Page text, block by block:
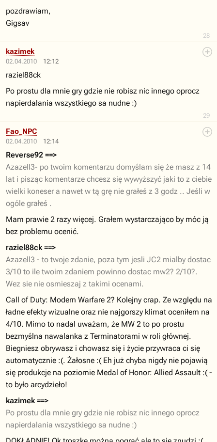
28
pozdrawiam,
Gigsav
02.04.2010 12:12
29
kazimek
raziel88ck
Po prostu dla mnie gry gdzie nie robisz nic innego oprocz
napierdalania wszystkiego sa nudne :)
02.04.2010 12:14
Fao_NPC
Reverse92 ==>
Azazell3- po twoim komentarzu domyślam się że masz z 14
lat i pisząc komentarze chcesz się wywyższyć jaki to z ciebie
wielki koneser a nawet w tą grę nie grałeś z 3 godz .. Jeśli w
ogóle grałeś .
Mam prawie 2 razy więcej. Grałem wystarczająco by móc ją
bez problemu ocenić.
raziel88ck ==>
Azazell3 - to twoje zdanie, poza tym jesli JC2 mialby dostac
3/10 to ile twoim zdaniem powinno dostac mw2? 2/10?.
Wez sie nie osmieszaj z takimi ocenami.
Call of Duty: Modern Warfare 2? Kolejny crap. Ze względu na
ładne efekty wizualne oraz nie najgorszy klimat oceniłem na
4/10. Mimo to nadal uważam, że MW 2 to po prostu
bezmyślna nawalanka z Terminatorami w roli głównej.
Biegniesz obrywasz i chowasz się i życie przywraca ci się
automatycznie :(. Żałosne :( Eh już chyba nigdy nie pojawią
się produkcje na poziomie Medal of Honor: Allied Assault :( -
to było arcydzieło!
kazimek ==>
Po prostu dla mnie gry gdzie nie robisz nic innego oprocz
napierdalania wszystkiego sa nudne :)